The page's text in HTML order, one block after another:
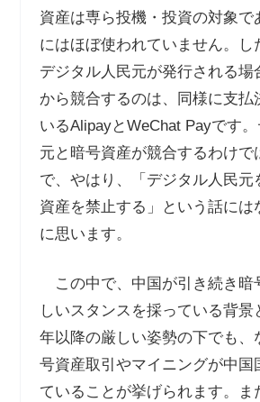
資産は専ら投機・投資の対象で
にはほぼ使われていません。し
デジタル人民元が発行される場
から競合するのは、同様に支払
いるAlipayとWeChat Payです
元と暗号資産が競合するわけで
で、やはり、「デジタル人民元
資産を禁止する」という話には
に思います。
この中で、中国が引き続き暗
しいスタンスを採っている背景
年以降の厳しい姿勢の下でも、
号資産取引やマイニングが中国
ていることが挙げられます。ま